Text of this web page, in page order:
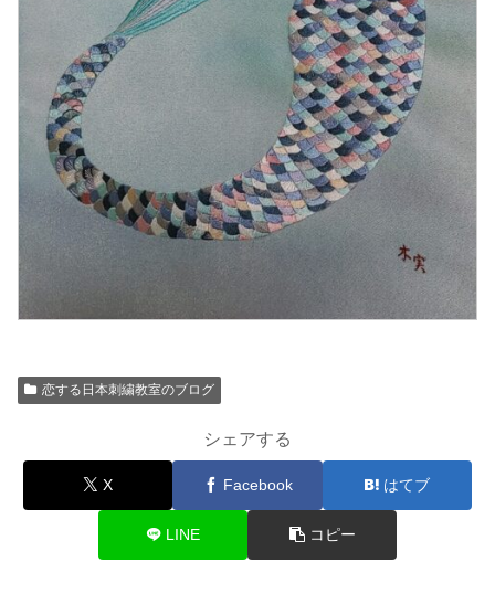
恋する日本刺繍教室のブログ
シェアする
X Facebook はてブ
LINE コピー